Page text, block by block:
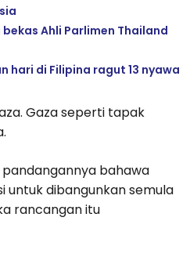
Ahli Parlimen Thailand
hari di Filipina ragut 13 nyawa
Gaza seperti tapak
bahawa
untuk dibangunkan semula
rancangan itu